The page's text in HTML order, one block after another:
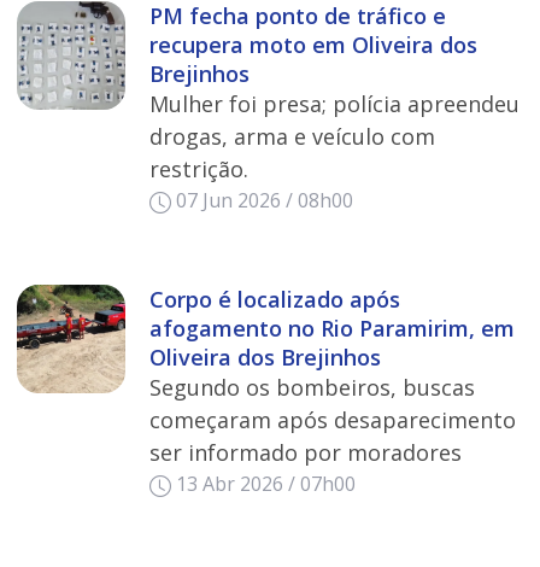
PM fecha ponto de tráfico e
recupera moto em Oliveira dos
Brejinhos
Mulher foi presa; polícia apreendeu
drogas, arma e veículo com
restrição.
07 Jun 2026 / 08h00
Corpo é localizado após
afogamento no Rio Paramirim, em
Oliveira dos Brejinhos
Segundo os bombeiros, buscas
começaram após desaparecimento
ser informado por moradores
13 Abr 2026 / 07h00